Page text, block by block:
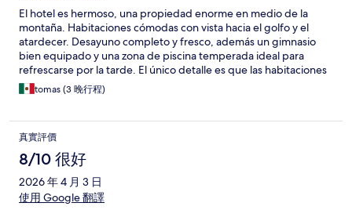
El hotel es hermoso, una propiedad enorme en medio de la
montaña. Habitaciones cómodas con vista hacia el golfo y el
atardecer. Desayuno completo y fresco, además un gimnasio
bien equipado y una zona de piscina temperada ideal para
refrescarse por la tarde. El único detalle es que las habitaciones
están bastante lejos de las zonas comunes, por lo que hay que
desplazarse en vehículo (el hotel proporciona transporte)
tomas (3 晚行程)
真實評價
8/10 很好
2026 年 4 月 3 日
使用 Google 翻譯